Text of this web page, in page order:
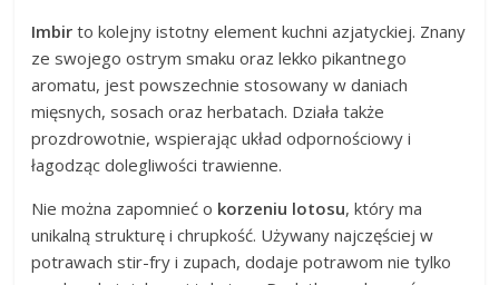
Imbir to kolejny istotny element kuchni azjatyckiej. Znany
ze swojego ostrym smaku oraz lekko pikantnego
aromatu, jest powszechnie stosowany w daniach
mięsnych, sosach oraz herbatach. Działa także
prozdrowotnie, wspierając układ odpornościowy i
łagodząc dolegliwości trawienne.
Nie można zapomnieć o korzeniu lotosu, który ma
unikalną strukturę i chrupkość. Używany najczęściej w
potrawach stir-fry i zupach, dodaje potrawom nie tylko